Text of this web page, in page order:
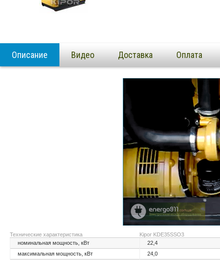
Описание Видео Доставка Оплата
Технические характеристика
Kipor KDE35SSО3
номинальная мощность, кВт
22,4
максимальная мощность, кВт
24,0